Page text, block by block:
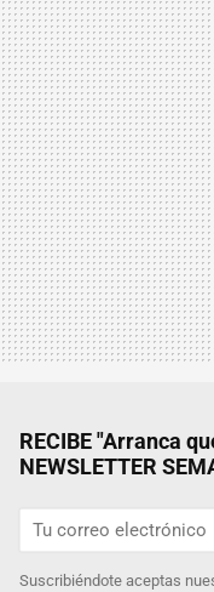
RECIBE "Arranca
NEWSLETTER
Suscribiéndote aceptas